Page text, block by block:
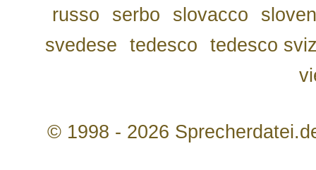
russo
serbo slovacco
svedese
tedesco
tedesco
© 1998 - 2026